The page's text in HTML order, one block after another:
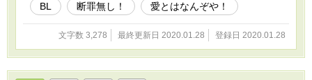
BL
断罪無し！ 愛とはなんぞや！
文字数 3,278 最終更新日 2020.01.28 登録日 2020.01.28